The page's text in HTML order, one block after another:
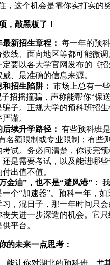
，这个机会是靠你实打实的
，敲黑板了！
新招生章程： 每一年的预
数线、面向地区等都可能微
要以各大学官网发布的《
、最准确的信息来源。
招生陷阱： 市场上总有一
子招摇撞骗，声称能帮你“保
骗子。正规大学的预科班招
谨。
续升学路径： 有些预科班
名额限制或专业限制；有些
考试。务必问清楚，你读完
是需要考试，以及能进哪
出值不值。
金油”，也不是“避风港”：
个“加速器”。预科一年，如
，混日子，那一年时间只会
失进一步深造的机会。它只
平台。
的未来一点思考：